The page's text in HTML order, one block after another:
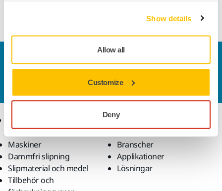
Show details
Allow all
Customize
Deny
kundservice gärna dina frågor.
Maskiner
Dammfri slipning
Slipmaterial och medel
Tillbehör och
Kunskap
Branscher
Applikationer
Lösningar